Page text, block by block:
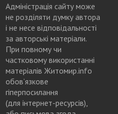
Адміністрація сайту може
не розділяти думку автора
і не несе відповідальності
за авторські матеріали.
При повному чи
частковому використанні
матеріалів Житомир.info
обов’язкове
гіперпосилання
(для інтернет-ресурсів),